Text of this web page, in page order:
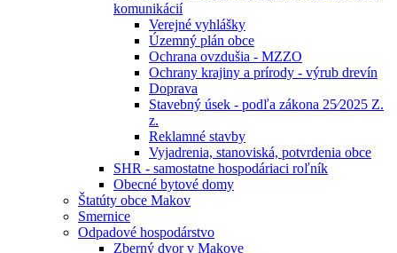
komunikácií
Verejné vyhlášky
Územný plán obce
Ochrana ovzdušia - MZZO
Ochrany krajiny a prírody - výrub drevín
Doprava
Stavebný úsek - podľa zákona 25⁄2025 Z.
z.
Reklamné stavby
Vyjadrenia, stanoviská, potvrdenia obce
SHR - samostatne hospodáriaci roľník
Obecné bytové domy
Štatúty obce Makov
Smernice
Odpadové hospodárstvo
Zberný dvor v Makove